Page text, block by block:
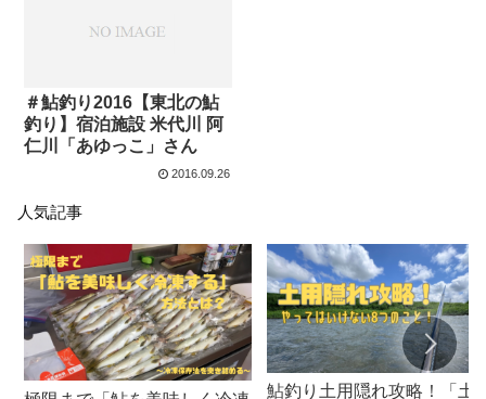
＃鮎釣り2016【東北の鮎
釣り】宿泊施設 米代川 阿
仁川「あゆっこ」さん
2016.09.26
人気記事
鮎釣り土用隠れ攻略！「土